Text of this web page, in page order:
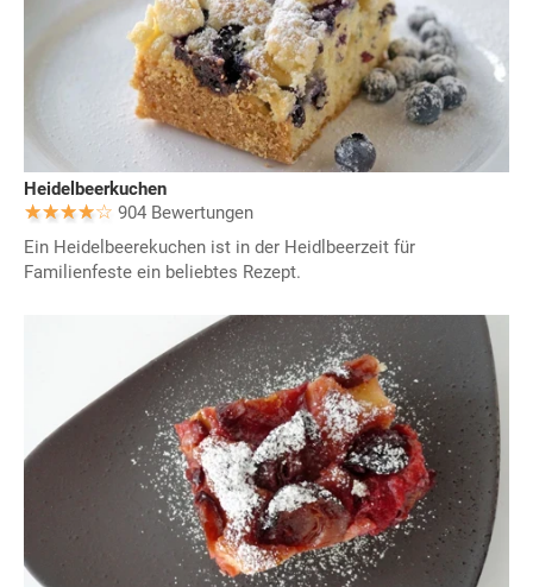
Heidelbeerkuchen
904 Bewertungen
Ein Heidelbeerekuchen ist in der Heidlbeerzeit für
Familienfeste ein beliebtes Rezept.